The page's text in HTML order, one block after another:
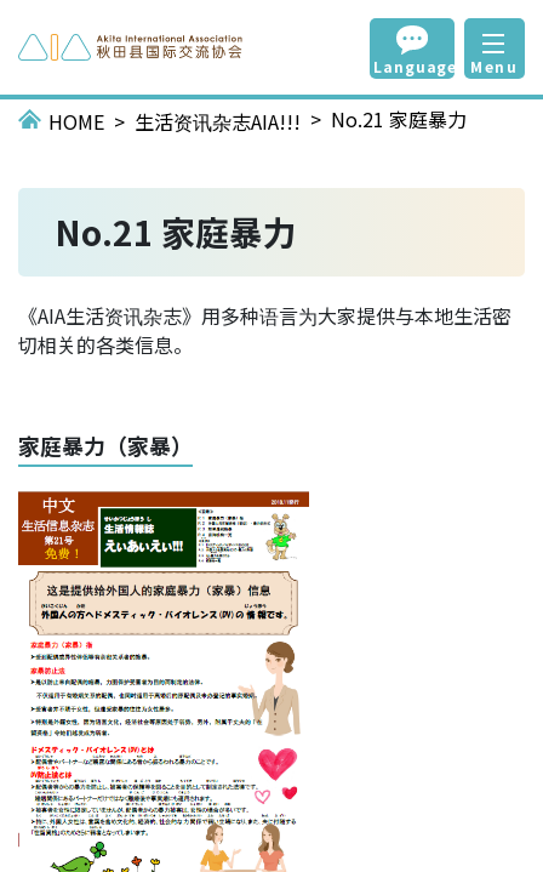
Language Menu
HOME 生活资讯杂志AIA!!! No.21 家庭暴力
No.21 家庭暴力
《AIA生活资讯杂志》用多种语言为大家提供与本地生活密
切相关的各类信息。
家庭暴力（家暴）